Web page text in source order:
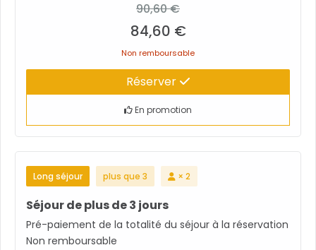
90,60 €
84,60 €
Non remboursable
Réserver
En promotion
Long séjour plus que 3 × 2
Séjour de plus de 3 jours
Pré-paiement de la totalité du séjour à la réservation
Non remboursable